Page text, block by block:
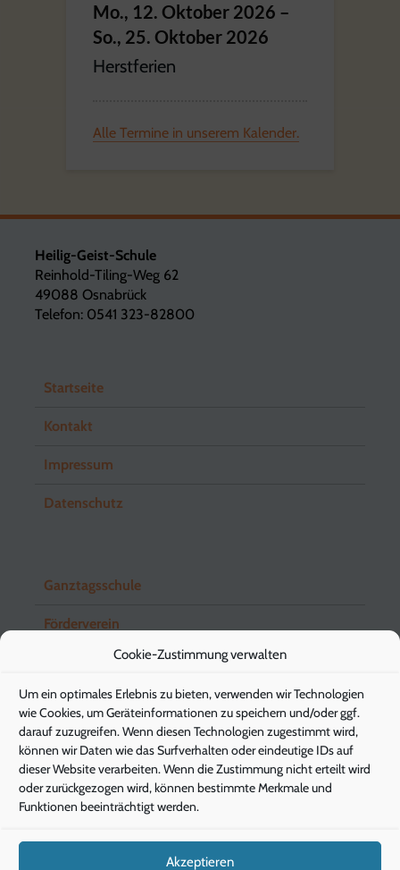
Cookie-Zustimmung verwalten
Um ein optimales Erlebnis zu bieten, verwenden wir Technologien
wie Cookies, um Geräteinformationen zu speichern und/oder ggf.
darauf zuzugreifen. Wenn diesen Technologien zugestimmt wird,
können wir Daten wie das Surfverhalten oder eindeutige IDs auf
dieser Website verarbeiten. Wenn die Zustimmung nicht erteilt wird
oder zurückgezogen wird, können bestimmte Merkmale und
Funktionen beeinträchtigt werden.
Akzeptieren
Mo., 12. Oktober 2026 –
So., 25. Oktober 2026
Herstferien
Alle Termine in unserem Kalender.
Heilig-Geist-Schule
Reinhold-Tiling-Weg 62
49088 Osnabrück
Telefon: 0541 323-82800
Startseite
Kontakt
Impressum
Datenschutz
Ganztagsschule
Förderverein
Schuleingangsstufe
Elternbriefe
Pädagogische Energieberatung
Die Gesunde Stunde